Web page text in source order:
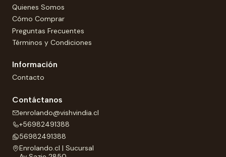
Quienes Somos
Cómo Comprar
Preguntas Frecuentes
Términos y Condiciones
Información
Contacto
Contáctanos
enrolando@vishvindia.cl
+56982491388
56982491388
Enrolando.cl | Sucursal